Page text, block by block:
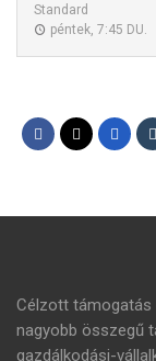
Standard
péntek, 7:45 DU.
Célzott támogatás
nagyobb összegű
gazdálkodási-